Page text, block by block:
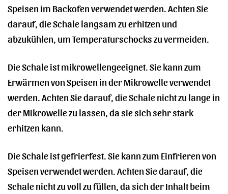
Speisen im Backofen verwendet werden. Achten Sie
darauf, die Schale langsam zu erhitzen und
abzukühlen, um Temperaturschocks zu vermeiden.
Die Schale ist mikrowellengeeignet. Sie kann zum
Erwärmen von Speisen in der Mikrowelle verwendet
werden. Achten Sie darauf, die Schale nicht zu lange in
der Mikrowelle zu lassen, da sie sich sehr stark
erhitzen kann.
Die Schale ist gefrierfest. Sie kann zum Einfrieren von
Speisen verwendet werden. Achten Sie darauf, die
Schale nicht zu voll zu füllen, da sich der Inhalt beim